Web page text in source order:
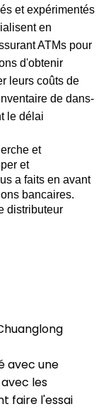
et expérimentés
en
ATMs pour
d'obtenir
leurs coûts de
de dans-
le délai
et
et
a faits en avant
bancaires.
distributeur
avec une
les
faire l'essai